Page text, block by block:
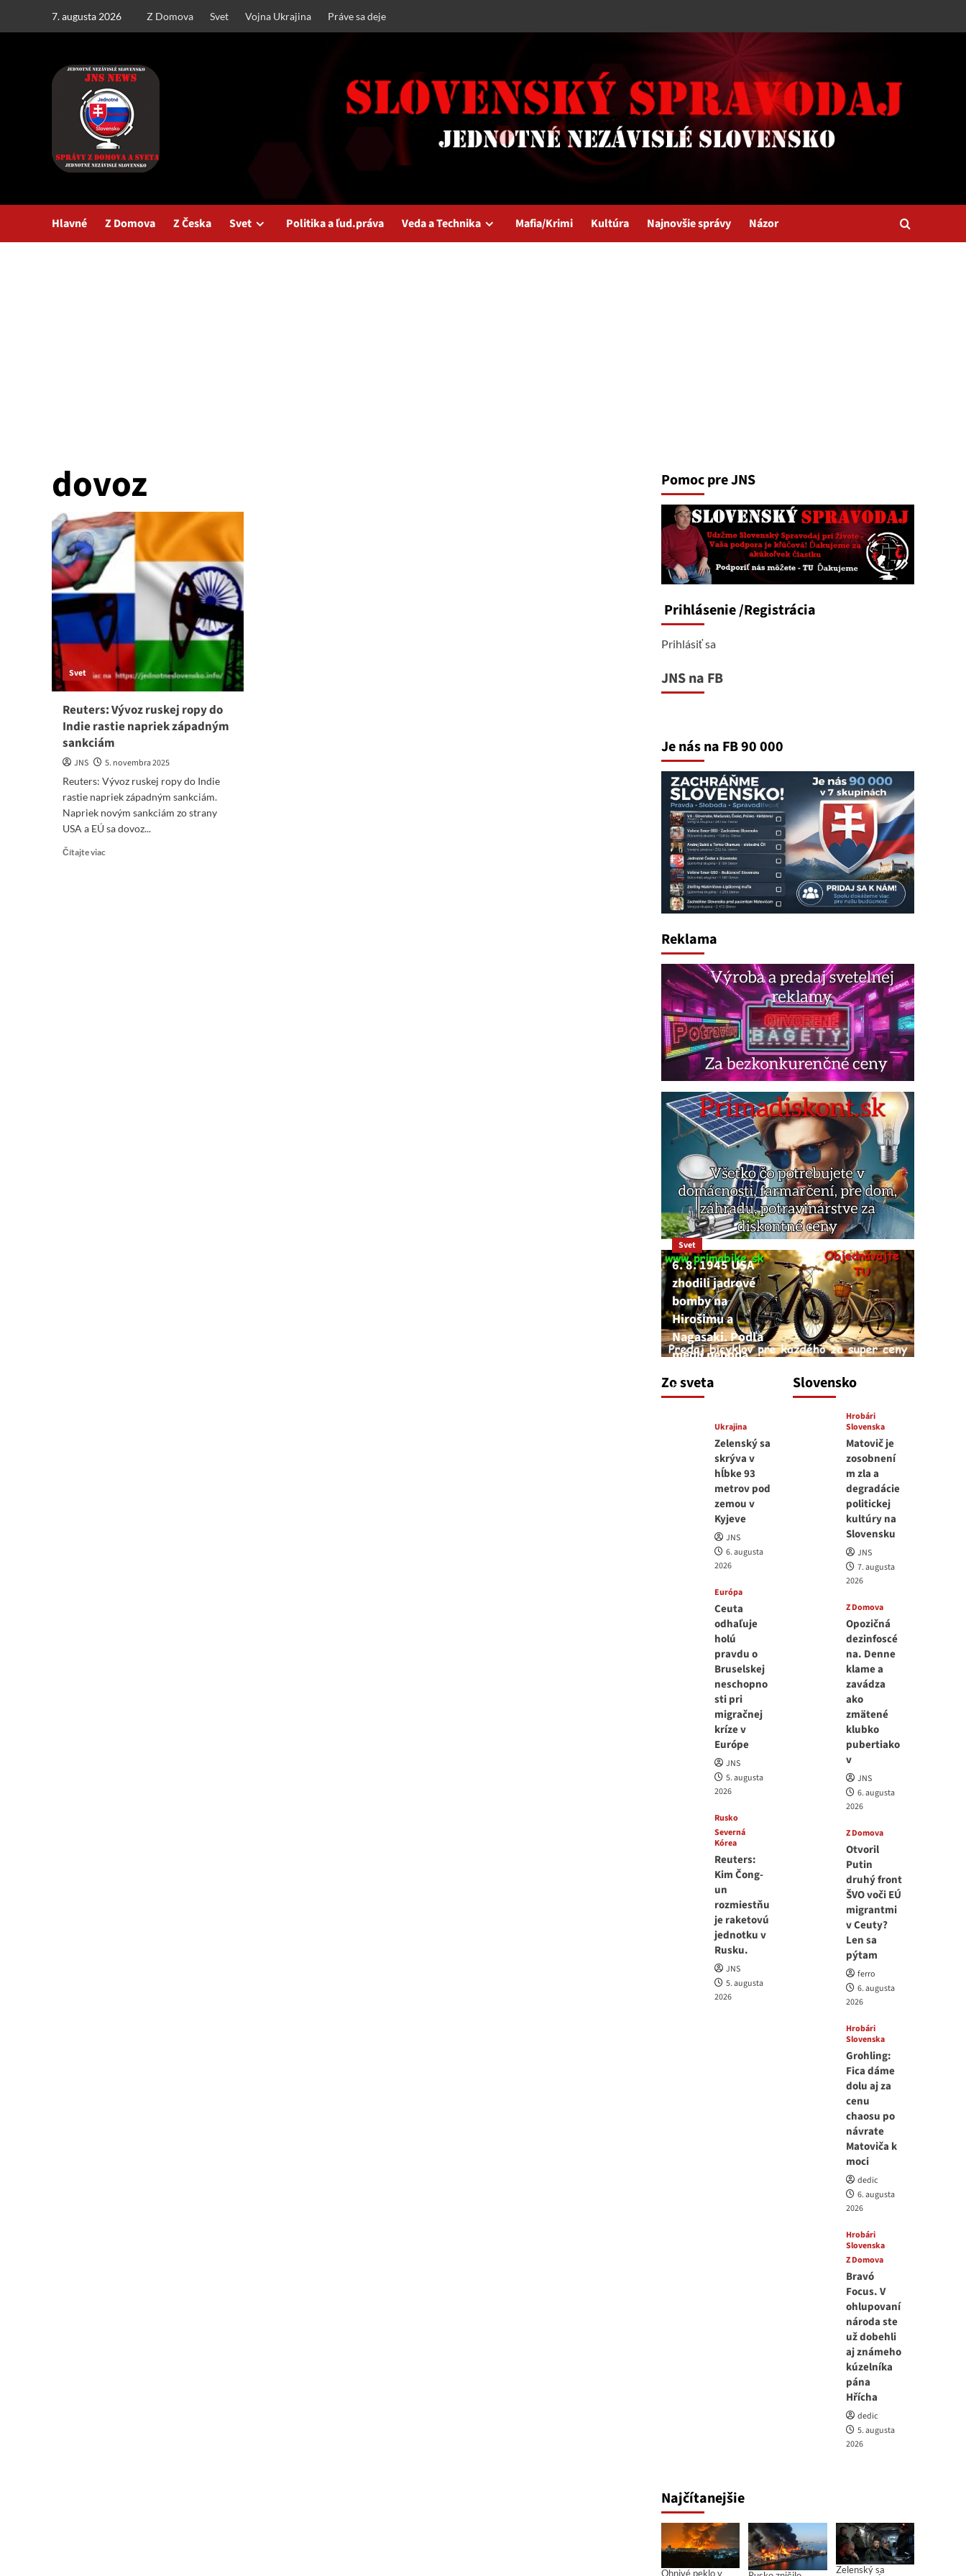
7. augusta 2026 Z Domova Svet Vojna Ukrajina Práve sa deje
Hlavné Z Domova Z Česka Svet Politika a ľud.práva Veda a Technika Mafia/Krimi Kultúra Najnovšie správy Názor
dovoz
Svet
Reuters: Vývoz ruskej ropy do
Indie rastie napriek západným
sankciám
JNS
5. novembra 2025
Reuters: Vývoz ruskej ropy do Indie
rastie napriek západným sankciám.
Napriek novým sankciám zo strany
USA a EÚ sa dovoz...
Čítajte viac
Pomoc pre JNS
Prihlásenie/Registrácia
Prihlásiť sa
JNS na FB
Je nás na FB 90 000
Reklama
Zo sveta
Svet
6. 8. 1945 USA
zhodili jadrové
bomby na
Hirošimu a
Nagasaki. Podľa
médií nehoda
6. augusta 2026
Ukrajina
Zelenský sa
skrýva v
hĺbke 93
metrov pod
zemou v
Kyjeve
JNS
6. augusta
2026
Európa
Ceuta
odhaľuje
holú
pravdu o
Bruselskej
neschopno
sti pri
migračnej
kríze v
Európe
JNS
5. augusta
2026
Rusko
Severná
Kórea
Reuters:
Kim Čong-
un
rozmiestňu
je raketovú
jednotku v
Rusku.
JNS
5. augusta
2026
Slovensko
Hrobári
Slovenska
Matovič je
zosobnení
m zla a
degradácie
politickej
kultúry na
Slovensku
JNS
7. augusta
2026
Z Domova
Opozičná
dezinfoscé
na. Denne
klame a
zavádza
ako
zmätené
klubko
pubertiako
v
JNS
6. augusta
2026
Z Domova
Otvoril
Putin
druhý front
ŠVO voči EÚ
migrantmi
v Ceuty?
Len sa
pýtam
ferro
6. augusta
2026
Hrobári
Slovenska
Grohling:
Fica dáme
dolu aj za
cenu
chaosu po
návrate
Matoviča k
moci
dedic
6. augusta
2026
Hrobári
Slovenska
Z Domova
Bravó
Focus. V
ohlupovaní
národa ste
už dobehli
aj známeho
kúzelníka
pána
Hřícha
dedic
5. augusta
2026
Najčítanejšie
Ohnivé peklo v
Zelenský sa